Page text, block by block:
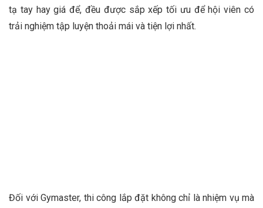
tạ tay hay giá để, đều được sắp xếp tối ưu để hội viên có
trải nghiệm tập luyện thoải mái và tiện lợi nhất.
Đối với Gymaster, thi công lắp đặt không chỉ là nhiệm vụ mà